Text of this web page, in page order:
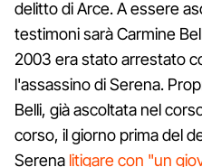
delitto di Arce. A essere
testimoni sarà Carmine
2003 era stato arrestato
l'assassino di Serena.
Belli, già ascoltata nel
corso, il giorno prima del
Serena litigare con "un